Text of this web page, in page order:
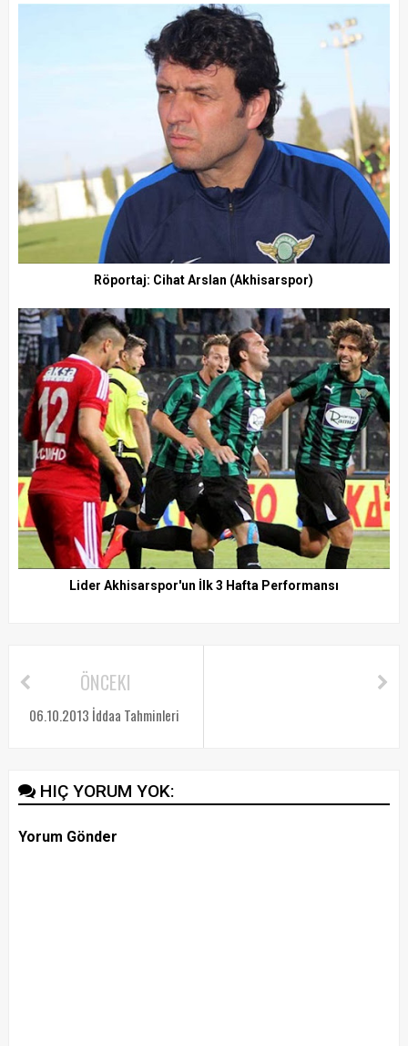
Röportaj: Cihat Arslan (Akhisarspor)
Lider Akhisarspor'un İlk 3 Hafta Performansı
ÖNCEKI
06.10.2013 İddaa Tahminleri
HIÇ YORUM YOK:
Yorum Gönder